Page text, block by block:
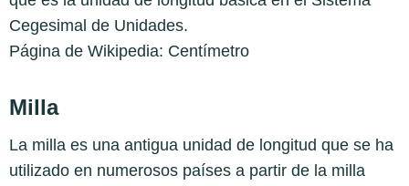
Cegesimal de Unidades.
Página de Wikipedia: Centímetro
Milla
La milla es una antigua unidad de longitud que se ha
utilizado en numerosos países a partir de la milla